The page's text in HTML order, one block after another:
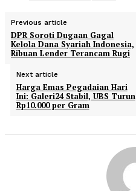
Previous article
DPR Soroti Dugaan Gagal
Kelola Dana Syariah Indonesia,
Ribuan Lender Terancam Rugi
Next article
Harga Emas Pegadaian Hari
Ini: Galeri24 Stabil, UBS Turun
Rp10.000 per Gram